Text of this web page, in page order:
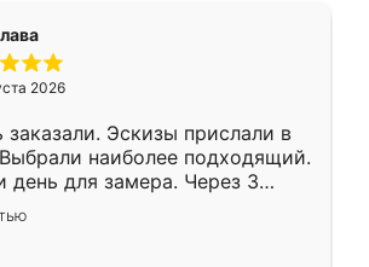
2026
заказали. Эскизы прислали в
наиболее подходящий.
день для замера. Через 3
была уже готова. Остались
Спасибо Ренессанс
работу!